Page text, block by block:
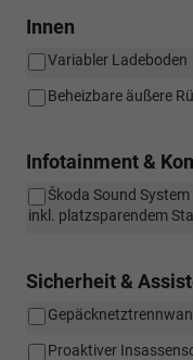
Innen
Variabler Ladeboden
Beheizbare äußere
Infotainment &
Škoda Sound
inkl. platzsparendem
Sicherheit &
Proaktiver